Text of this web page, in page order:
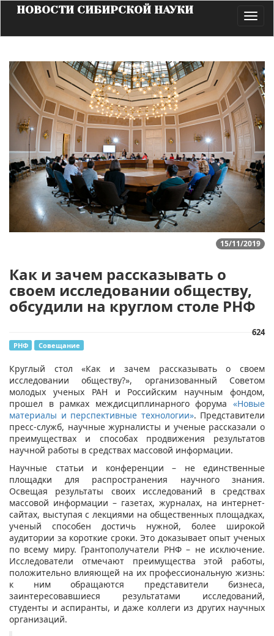
НОВОСТИ СИБИРСКОЙ НАУКИ
15/11/2019
Как и зачем рассказывать о
своем исследовании обществу,
обсудили на круглом столе РНФ
624
РНФ Совещание
​Круглый стол «Как и зачем рассказывать о своем
исследовании обществу?», организованный Советом
молодых ученых РАН и Российским научным фондом,
прошел в рамках междисциплинарного форума «Новые
материалы и перспективные технологии». Представители
пресс-служб, научные журналисты и ученые рассказали о
преимуществах и способах продвижения результатов
научной работы в средствах массовой информации.
Научные статьи и конференции – не единственные
площадки для распространения научного знания.
Освещая результаты своих исследований в средствах
массовой информации – газетах, журналах, на интернет-
сайтах, выступая с лекциями на общественных площадках,
ученый способен достичь нужной, более широкой
аудитории за короткие сроки. Это доказывает опыт ученых
по всему миру. Грантополучатели РНФ – не исключение.
Исследователи отмечают преимущества этой работы,
положительно влияющей на их профессиональную жизнь:
к ним обращаются представители бизнеса,
заинтересовавшиеся результатами исследований,
студенты и аспиранты, и даже коллеги из других научных
организаций.